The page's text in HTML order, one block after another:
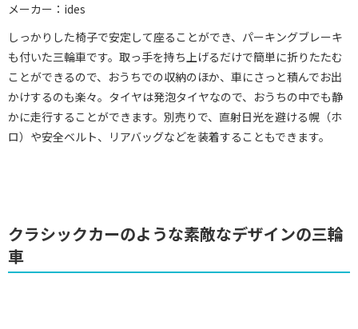
メーカー：ides
しっかりした椅子で安定して座ることができ、パーキングブレーキ
も付いた三輪車です。取っ手を持ち上げるだけで簡単に折りたたむ
ことができるので、おうちでの収納のほか、車にさっと積んでお出
かけするのも楽々。タイヤは発泡タイヤなので、おうちの中でも静
かに走行することができます。別売りで、直射日光を避ける幌（ホ
ロ）や安全ベルト、リアバッグなどを装着することもできます。
クラシックカーのような素敵なデザインの三輪
車